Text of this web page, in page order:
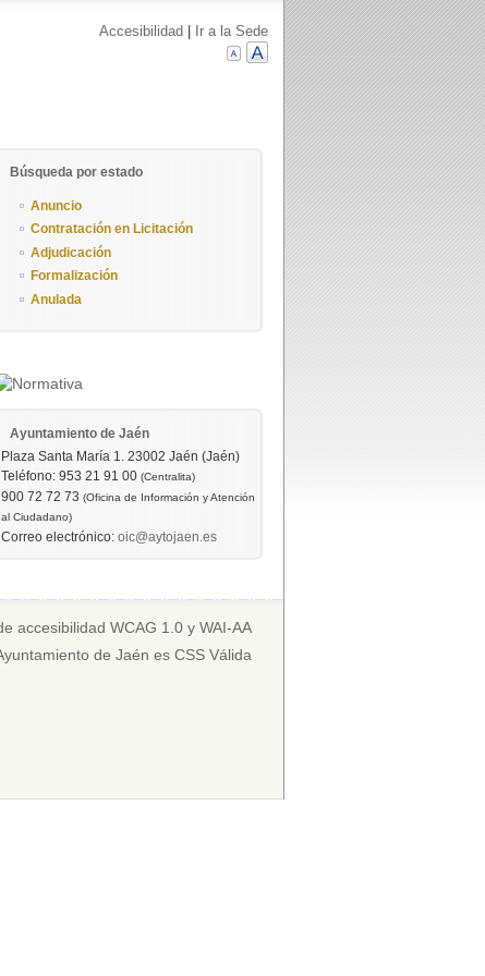
Accesibilidad| Ir a la Sede
Búsqueda por estado
Anuncio
Contratación en Licitación
Adjudicación
Formalización
Anulada
Ayuntamiento de Jaén
Plaza Santa María 1. 23002 Jaén (Jaén)
Teléfono: 953 21 91 00 (Centralita)
900 72 72 73 (Oficina de Información y Atención
al Ciudadano)
Correo electrónico: oic@aytojaen.es